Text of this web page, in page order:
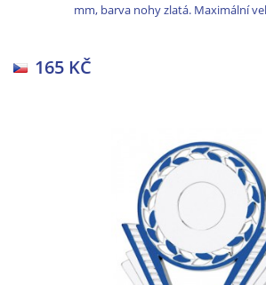
mm, barva nohy zlatá. Maximální
165 KČ